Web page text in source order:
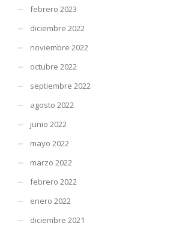
febrero 2023
diciembre 2022
noviembre 2022
octubre 2022
septiembre 2022
agosto 2022
junio 2022
mayo 2022
marzo 2022
febrero 2022
enero 2022
diciembre 2021